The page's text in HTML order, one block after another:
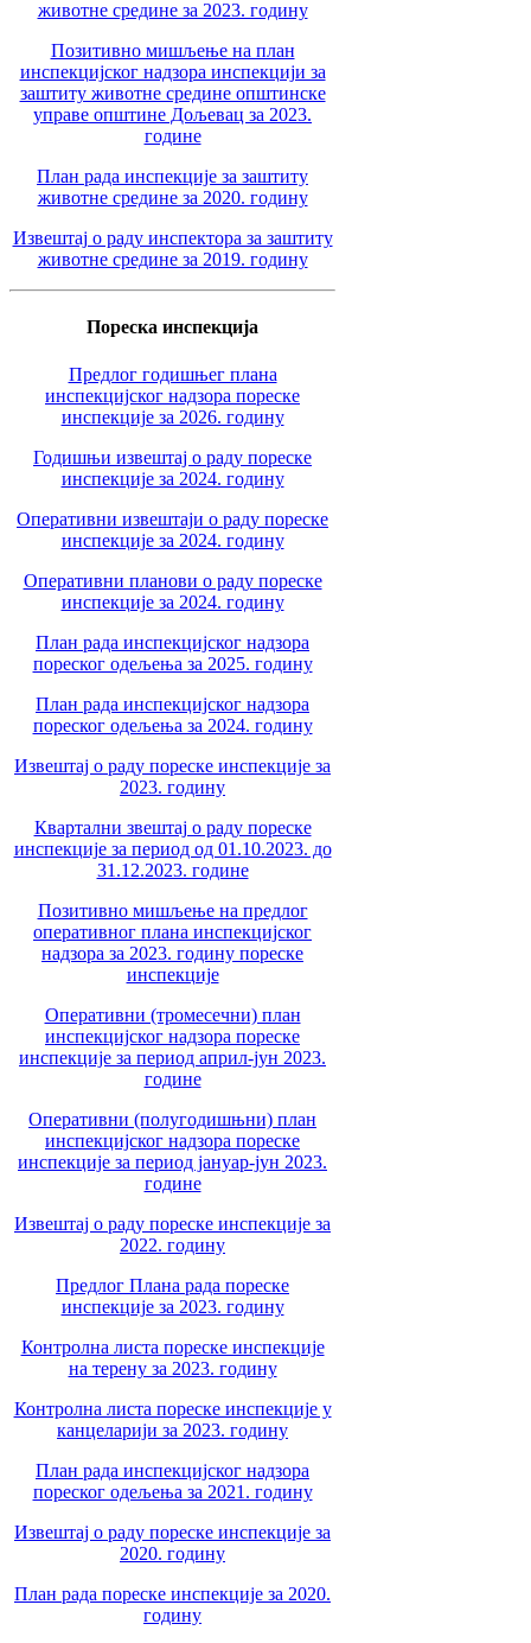
животне средине за 2023. годину
Позитивно мишљење на план
инспекцијског надзора инспекцији за
заштиту животне средине општинске
управе општине Дољевац за 2023.
године
План рада инспекције за заштиту
животне средине за 2020. годину
Извештај о раду инспектора за заштиту
животне средине за 2019. годину
Пореска инспекција
Предлог годишњег плана
инспекцијског надзора пореске
инспекције за 2026. годину
Годишњи извештај о раду пореске
инспекције за 2024. годину
Оперативни извештаји о раду пореске
инспекције за 2024. годину
Оперативни планови о раду пореске
инспекције за 2024. годину
План рада инспекцијског надзора
пореског одељења за 2025. годину
План рада инспекцијског надзора
пореског одељења за 2024. годину
Извештај о раду пореске инспекције за
2023. годину
Квартални звештај о раду пореске
инспекције за период од 01.10.2023. до
31.12.2023. године
Позитивно мишљење на предлог
оперативног плана инспекцијског
надзора за 2023. годину пореске
инспекције
Оперативни (тромесечни) план
инспекцијског надзора пореске
инспекције за период април-јун 2023.
године
Оперативни (полугодишњни) план
инспекцијског надзора пореске
инспекције за период јануар-јун 2023.
године
Извештај о раду пореске инспекције за
2022. годину
Предлог Плана рада пореске
инспекције за 2023. годину
Контролна листа пореске инспекције
на терену за 2023. годину
Контролна листа пореске инспекције у
канцеларији за 2023. годину
План рада инспекцијског надзора
пореског одељења за 2021. годину
Извештај о раду пореске инспекције за
2020. годину
План рада пореске инспекције за 2020.
годину